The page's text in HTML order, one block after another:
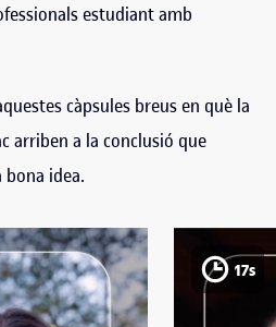
estudiant amb
càpsules breus en què la
arriben a la conclusió que
bona idea.
17s